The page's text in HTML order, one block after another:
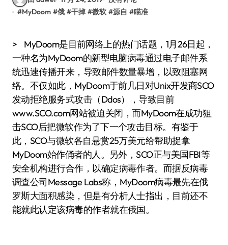
#MyDoom #俄 #干掉 #微软 #源自 #瞄准
> MyDoom是目前网络上的热门话题，1月26日起，
一种名为MyDoom的新型电脑病毒通过电子邮件系
统迅速传播开来，导致邮件数量暴增，以致阻塞网
络。不仅如此，MyDoom于前几日对Unix开发商SCO
发动拒绝服务式攻击（Ddos），导致目前
www.SCO.com网站被迫关闭，而MyDoom在成功狙
击SCO后把微软作为了下一个攻击目标。有鉴于
此，SCO与微软各自悬赏25万美元给帮助捉拿
MyDoom始作俑者的人。另外，SCO正与美国FBI等
安全机构进行合作，以确定病毒作者。而据反病毒
调查公司Message Labs称，MyDoom病毒最先在俄
罗斯大面积感染，但是有分析人士指出，目前还不
能就此认定该病毒的作者就在俄国。